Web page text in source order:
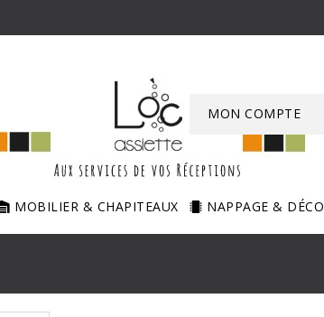
MON COMPTE
MOBILIER & CHAPITEAUX NAPPAGE & DÉCO